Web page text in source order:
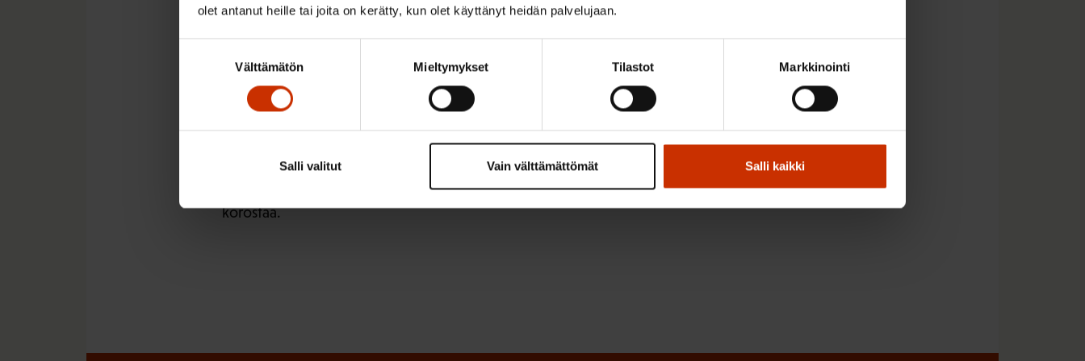
olet antanut heille tai joita on kerätty, kun olet käyttänyt heidän palvelujaan.
Välttämätön Mieltymykset Tilastot Markkinointi
Vain välttämättömät
Salli valitut Salli kaikki
saatetaan aluksi kokea muodolliseksi, mutta jota aikaa myöten on pakko ruveta noudattamaan ja
Hän uskoo, että näin uusien jäsenmaidenkin naisten tasa-arvo työelämässä pikkuhiljaa paranee. EU:n
laajentumisen myötä elintasokuilu kapenee, mikä auttaa erityisesti naisten elämänlaadun
– EU:lla on YK:n ohella ollut merkittävä vaikutus kansallisella tasolla siinä, että tasa-arvo on otettava
huomioon kaikilla elämän alueilla ja että sen edistämiseen on suhtauduttava vakavasti, Marja Erkkilä
korostaa.